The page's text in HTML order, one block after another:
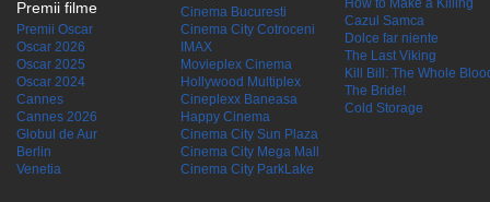
Premii filme
Premii Oscar
Oscar 2026
Oscar 2025
Oscar 2024
Cannes
Cannes 2026
Globul de Aur
Berlin
Venetia
Cinema Bucuresti
Cinema City Cotroceni
IMAX
Movieplex Cinema
Hollywood Multiplex
Cineplexx Baneasa
Happy Cinema
Cinema City Sun Plaza
Cinema City Mega Mall
Cinema City ParkLake
How to Make a Killing
Cazul Samca
Dolce far niente
The Last Viking
Kill Bill: The Whole
The Bride!
Cold Storage